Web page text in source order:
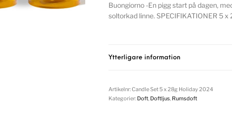
Buongiorno -En pigg start på dagen,
soltorkad linne. SPECIFIKATIONER 5
Ytterligare information
Artikelnr:Candle Set 5 x 28g Holiday 2024
Kategorier: Doft, Doftljus Rumsdoft